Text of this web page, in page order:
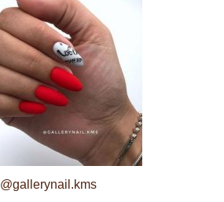
@gallerynail.kms